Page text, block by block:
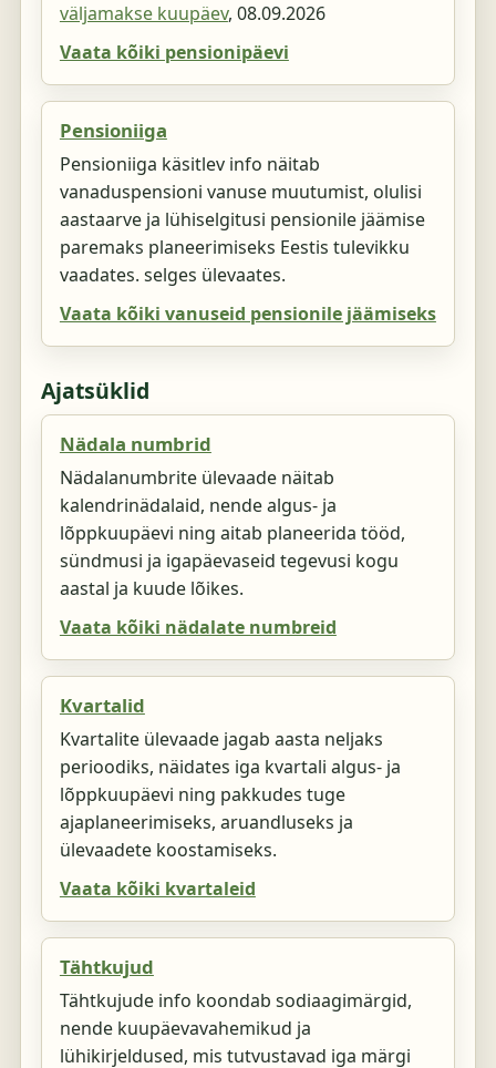
väljamakse kuupäev, 08.09.2026
Vaata kõiki pensionipäevi
Pensioniiga
Pensioniiga käsitlev info näitab
vanaduspensioni vanuse muutumist, olulisi
aastaarve ja lühiselgitusi pensionile jäämise
paremaks planeerimiseks Eestis tulevikku
vaadates. selges ülevaates.
Vaata kõiki vanuseid pensionile jäämiseks
Ajatsüklid
Nädala numbrid
Nädalanumbrite ülevaade näitab
kalendrinädalaid, nende algus- ja
lõppkuupäevi ning aitab planeerida tööd,
sündmusi ja igapäevaseid tegevusi kogu
aastal ja kuude lõikes.
Vaata kõiki nädalate numbreid
Kvartalid
Kvartalite ülevaade jagab aasta neljaks
perioodiks, näidates iga kvartali algus- ja
lõppkuupäevi ning pakkudes tuge
ajaplaneerimiseks, aruandluseks ja
ülevaadete koostamiseks.
Vaata kõiki kvartaleid
Tähtkujud
Tähtkujude info koondab sodiaagimärgid,
nende kuupäevavahemikud ja
lühikirjeldused, mis tutvustavad iga märgi